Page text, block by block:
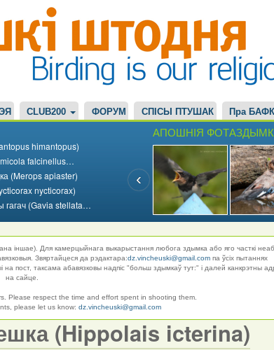
CLUB200 ФОРУМ СПІСЫ ПТУШАК Пра БАФК
himantopus)
falcinellus…
(Merops apiaster)
nycticorax)
гагач (Gavia stellata…
АПОШНІЯ
іншае). Для камерцыйнага выкарыстання любога здымка або яго часткі
Звяртайцеся да рэдактара:dz.vincheuski@gmail.comпа ўсіх пытаннях
пост, таксама абавязковы надпіс "больш здымкаў тут:" і далей канкрэтны
на сайце.
Please respect the time and effort spent in shooting them.
please let us know:dz.vincheuski@gmail.com
(Hippolais icterina)